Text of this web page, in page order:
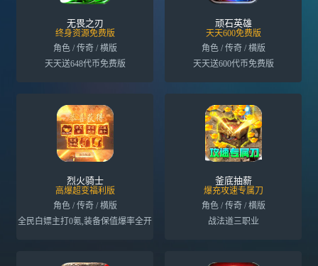
无畏之刃
终身资源免费版
角色 / 传奇 / 横版
天天送648代币免费版
顽石英雄
天天600免费版
角色 / 传奇 / 横版
天天送600代币免费版
烈火骑士
高爆超变福利版
角色 / 传奇 / 横版
全民白嫖主打0氪,装备保值爆率全开
釜底抽薪
爆充攻速专属刀
角色 / 传奇 / 横版
战法道三职业